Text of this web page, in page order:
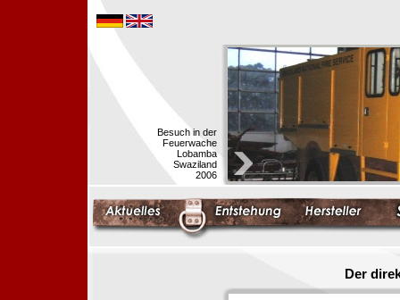
Besuch in der
Feuerwache
Lobamba
Swaziland
2006
Der